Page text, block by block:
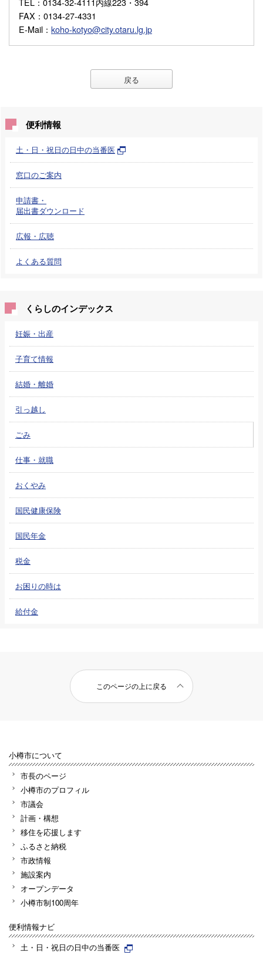
FAX ：0134-27-4331
E-Mail ： koho-kotyo@city.otaru.lg.jp
戻る
便利情報
土・日・祝日の日中の当番医
窓口のご案内
申請書・
届出書ダウンロード
広報・広聴
よくある質問
くらしのインデックス
妊娠・出産
子育て情報
結婚・離婚
引っ越し
ごみ
仕事・就職
おくやみ
国民健康保険
国民年金
税金
お困りの時は
給付金
このページの上に戻る
小樽市について
市長のページ
小樽市のプロフィル
市議会
計画・構想
移住を応援します
ふるさと納税
市政情報
施設案内
オープンデータ
小樽市制100周年
便利情報ナビ
土・日・祝日の日中の当番医